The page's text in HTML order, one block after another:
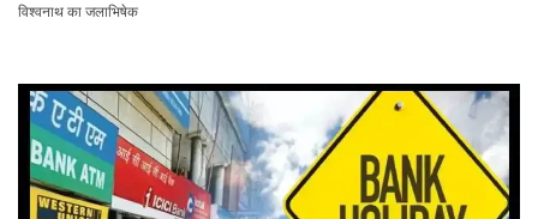
विश्वनाथ का जलाभिषेक